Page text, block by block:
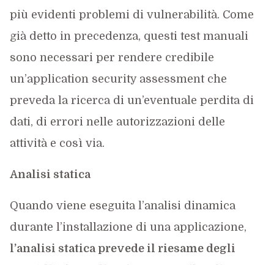
più evidenti problemi di vulnerabilità. Come
già detto in precedenza, questi test manuali
sono necessari per rendere credibile
un’application security assessment che
preveda la ricerca di un’eventuale perdita di
dati, di errori nelle autorizzazioni delle
attività e così via.
Analisi statica
Quando viene eseguita l’analisi dinamica
durante l’installazione di una applicazione,
l’analisi statica prevede il riesame degli